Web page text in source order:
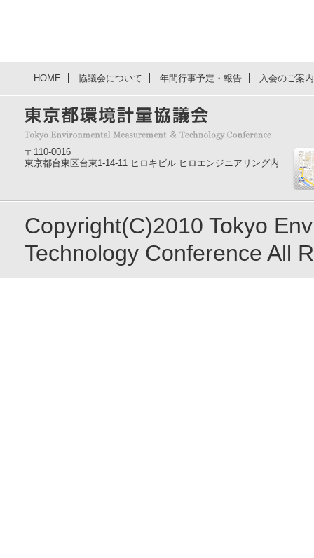
HOME 協議会について 年間行事予定・報告 入会のご案
〒110-0016
東京都台東区台東1-14-11 ヒロキビル ヒロエンジニアリング内
Copyright(C)2010 Tokyo
Technology Conference All